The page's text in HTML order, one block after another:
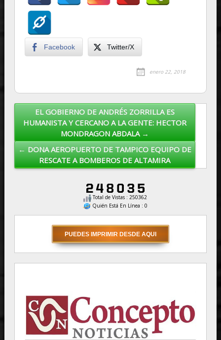
Facebook Twitter/X
enero 22, 2018
Post navigation
EL GOBIERNO DE ANDRÉS ZORRILLA ES
HUMANISTA Y CERCANO A LA GENTE: HECTOR
MONDRAGON ABDALA →
← DONA AEROPUERTO DE TAMPICO EQUIPO DE
RESCATE A BOMBEROS DE ALTAMIRA
Total de Vistas : 250362
Quién Está En Línea : 0